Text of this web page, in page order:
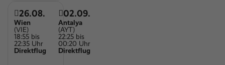
26.08.
Wien
(VIE)
18:55 bis
22:35 Uhr
Direktflug
02.09.
Antalya
(AYT)
22:25 bis
00:20 Uhr
Direktflug